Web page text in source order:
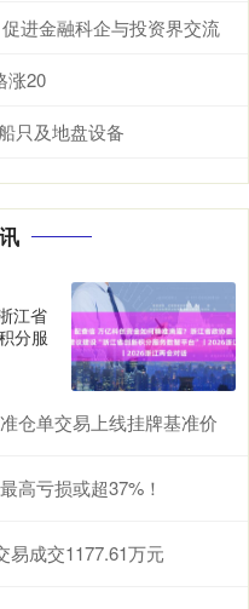
进金融科企与投资界交流
涨20
只及地盘设备
江省
分服
仓单交易上线挂牌基准价
高亏损或超37%！
易成交1177.61万元